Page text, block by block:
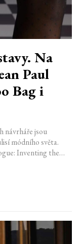
Na
Paul
Bag i
návrháře jsou
módního světa.
Inventing the
a Japonsko